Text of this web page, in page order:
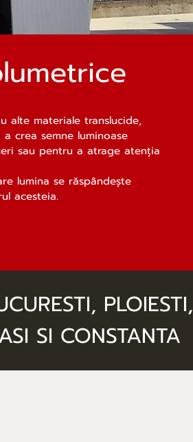
alte materiale translucide,
crea semne luminoase
sau pentru a atrage atenția
lumina se răspândește
acesteia.
PLOIESTI,
SI CONSTANTA